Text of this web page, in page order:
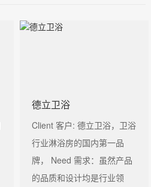
德立卫浴
Client 客户: 德立卫浴，卫浴
行业淋浴房的国内第一品
牌， Need 需求：虽然产品
的品质和设计均是行业领